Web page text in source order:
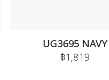
UG3695 NAVY
฿1,819